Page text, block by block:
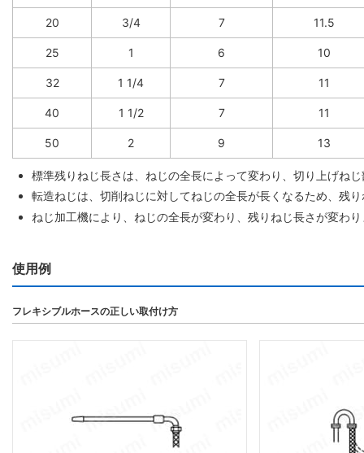
20 3/4 7 11.5
25 1 6 10
32 1 1/4 7 11
40 1 1/2 7 11
50 2 9 13
標準残りねじ長さは、ねじの全長によって変わり、切り上げね
転造ねじは、切削ねじに対してねじの全長が長くなるため、残
ねじ加工機により、ねじの全長が変わり、残りねじ長さが変わ
使用例
フレキシブルホースの正しい取付け方